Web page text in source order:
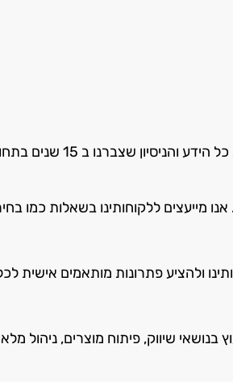
מייעצים ללקוחותינו בשאלות כמו
ולהציע פתרונות מותאמים אישית
שיווק, פיתוח מוצרים, ניהול